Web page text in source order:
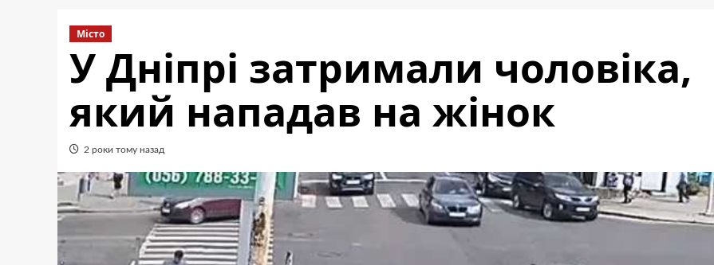
Місто
У Дніпрі затримали чоловіка,
який нападав на жінок
2 роки тому назад